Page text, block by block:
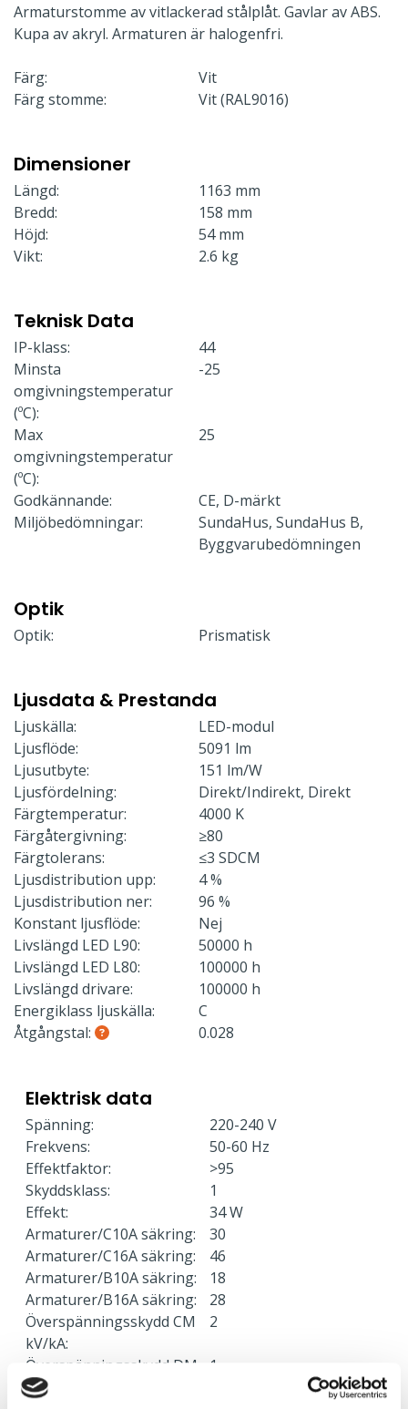
Armaturstomme av vitlackerad stålplåt. Gavlar av ABS.
Kupa av akryl. Armaturen är halogenfri.
Färg:
Vit
Färg stomme:
Vit (RAL9016)
Dimensioner
Längd:
1163 mm
Bredd:
158 mm
Höjd:
54 mm
Vikt:
2.6 kg
Teknisk Data
IP-klass:
44
Minsta
omgivningstemperatur
(ºC):
-25
Max
omgivningstemperatur
(ºC):
25
Godkännande:
CE, D-märkt
Miljöbedömningar:
SundaHus, SundaHus B,
Byggvarubedömningen
Optik
Optik: Prismatisk
Ljusdata & Prestanda
Ljuskälla:
LED-modul
Ljusflöde:
5091 lm
Ljusutbyte:
151 lm/W
Ljusfördelning:
Direkt/Indirekt, Direkt
Färgtemperatur:
4000 K
Färgåtergivning:
≥80
Färgtolerans:
≤3 SDCM
Ljusdistribution upp:
4 %
Ljusdistribution ner:
96 %
Konstant ljusflöde:
Nej
Livslängd LED L90:
50000 h
Livslängd LED L80:
100000 h
Livslängd drivare:
100000 h
Energiklass ljuskälla:
C
Åtgångstal:
0.028
Elektrisk data
Spänning:
220-240 V
Frekvens:
50-60 Hz
Effektfaktor:
>95
Skyddsklass:
1
Effekt:
34 W
Armaturer/C10A säkring:
30
Armaturer/C16A säkring:
46
Armaturer/B10A säkring:
18
Armaturer/B16A säkring:
28
Överspänningsskydd CM
kV/kA:
2
Överspänningsskydd DM
kV/kA:
1